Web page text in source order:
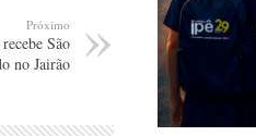
Próximo
São
no Jairão